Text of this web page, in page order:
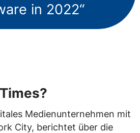
in 2022“
Medienunternehmen mit
City, berichtet über die